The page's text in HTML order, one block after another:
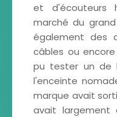
et d'écouteurs
marché du
également des
câbles ou
pu tester un de
l'enceinte
marque avait
avait largement